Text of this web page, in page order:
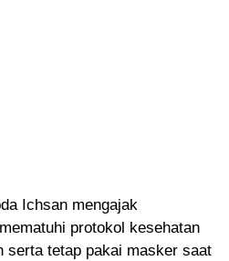
Ichsan mengajak
protokol kesehatan
serta tetap pakai masker saat